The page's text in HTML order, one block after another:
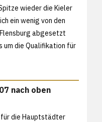
wieder die Kieler
ein wenig von den
abgesetzt
um die Qualifikation für
nach oben
die Hauptstädter